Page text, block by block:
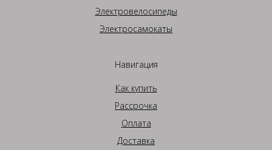
Электровелосипеды
Электросамокаты
Навигация
Как купить
Рассрочка
Оплата
Доставка